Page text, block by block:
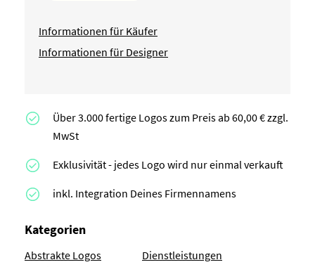
Informationen für Käufer
Informationen für Designer
Über 3.000 fertige Logos zum Preis ab 60,00 € zzgl.
MwSt
Exklusivität - jedes Logo wird nur einmal verkauft
inkl. Integration Deines Firmennamens
Kategorien
Abstrakte Logos
Dienstleistungen